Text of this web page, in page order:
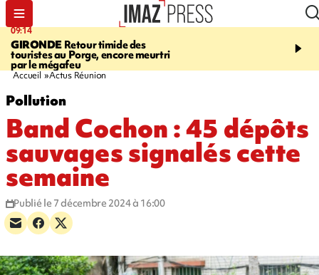
09:14
GIRONDE Retour timide des
touristes au Porge, encore meurtri
par le mégafeu
13:09
Des
font cinq morts en
Accueil Actus Réunion
Pollution
Band Cochon : 45 dépôts
sauvages signalés cette
semaine
Publié le 7 décembre 2024 à 16:00